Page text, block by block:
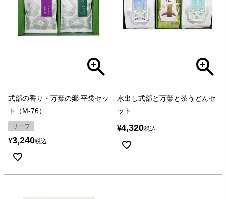
式部の香り・万葉の郷 平袋セッ
ト（M-76）
リーフ
¥3,240税込
水出し式部と万葉と茶うどんセ
ット
¥4,320税込